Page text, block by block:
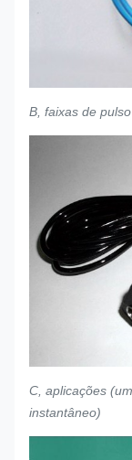
B, faixas de
C, aplicações
instantâneo)